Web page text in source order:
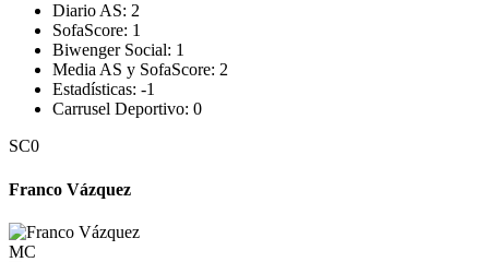
Diario AS: 2
SofaScore: 1
Biwenger Social: 1
Media AS y SofaScore: 2
Estadísticas: -1
Carrusel Deportivo: 0
SC0
Franco Vázquez
MC